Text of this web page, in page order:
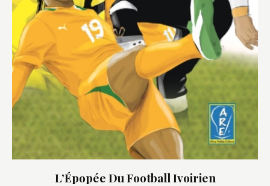
L’Épopée Du Football Ivoirien